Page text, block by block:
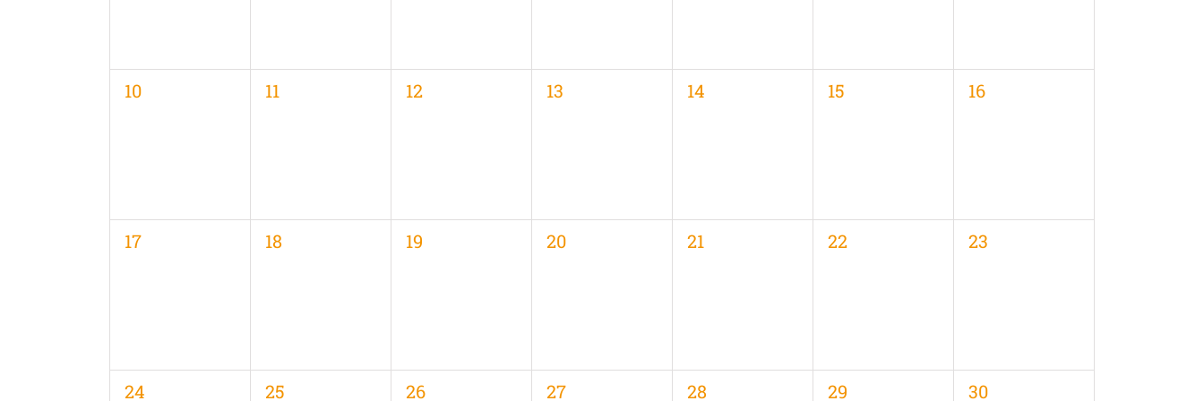
0
10
0
11
0
12
0
13
0
14
0
15
0
16
0
17
0
18
0
19
0
20
0
21
0
22
0
23
0
24
0
25
0
26
0
27
0
28
0
29
0
30